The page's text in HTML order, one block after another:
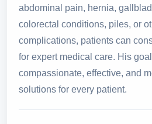
abdominal pain, hernia,
colorectal conditions, piles, or
complications, patients can
for expert medical care. His
compassionate, effective, and
solutions for every patient.